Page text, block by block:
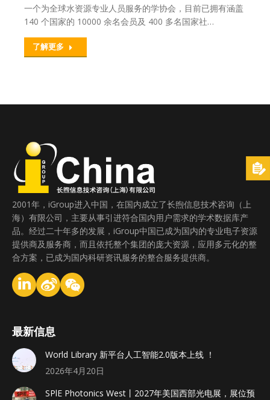
一个为全球水资源专业人员服务的学协会，目前已拥有涵盖
140 个国家的 10000 余名会员及 400 多名国家社…
了解更多
2001年，iGroup进入中国，在国内成立了长煦信息技术咨询（上
海）有限公司，主要从事引进符合国内用户需求的学术数据库产
品。经过二十年多的发展，iGroup中国已成为国内的专业电子资源
提供商及服务商，而且依托整个集团的庞大资源，应用多元化的整
合方案，已成为国内科研资讯服务的整合服务提供商。
最新信息
World Library 新平台人工智能2.0版本上线 ！
2026年4月20日
SPlE Photonics West丨2027年美国西部光电展，展位预